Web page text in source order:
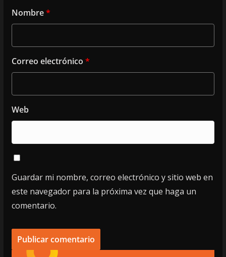
Nombre*
Correo electrónico *
Web
Guardar mi nombre, correo electrónico y sitio web en
este navegador para la próxima vez que haga un
comentario.